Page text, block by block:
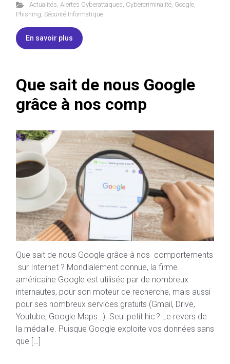
Actualités, Alertes Cyberattaques, Cybercriminalité, Google,
Phishing, Sécurité Informatique
En savoir plus
Que sait de nous Google
grâce à nos comp
Que sait de nous Google grâce à nos comportements
sur Internet ? Mondialement connue, la firme
américaine Google est utilisée par de nombreux
internautes, pour son moteur de recherche, mais aussi
pour ses nombreux services gratuits (Gmail, Drive,
Youtube, Google Maps…). Seul petit hic ? Le revers de
la médaille. Puisque Google exploite vos données sans
que […]